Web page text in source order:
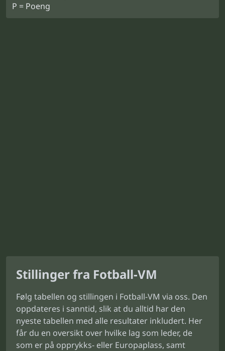
P = Poeng
Stillinger fra Fotball-VM
Følg tabellen og stillingen i Fotball-VM via oss. Den
oppdateres i sanntid, slik at du alltid har den
nyeste tabellen med alle resultater inkludert. Her
får du en oversikt over hvilke lag som leder, de
som er på opprykks- eller Europaplass, samt